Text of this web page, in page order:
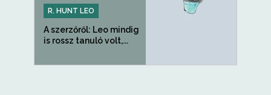
R. HUNT LEO
A szerzőről: Leo mindig
is rossz tanuló volt,...